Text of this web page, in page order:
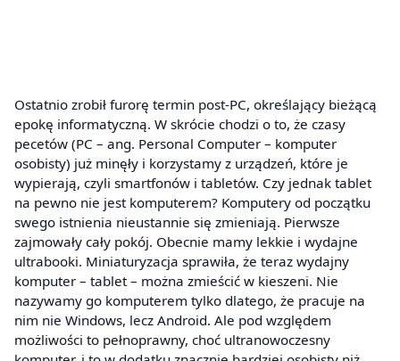
Ostatnio zrobił furorę termin post-PC, określający bieżącą
epokę informatyczną. W skrócie chodzi o to, że czasy
pecetów (PC – ang. Personal Computer – komputer
osobisty) już minęły i korzystamy z urządzeń, które je
wypierają, czyli smartfonów i tabletów. Czy jednak tablet
na pewno nie jest komputerem? Komputery od początku
swego istnienia nieustannie się zmieniają. Pierwsze
zajmowały cały pokój. Obecnie mamy lekkie i wydajne
ultrabooki. Miniaturyzacja sprawiła, że teraz wydajny
komputer – tablet – można zmieścić w kieszeni. Nie
nazywamy go komputerem tylko dlatego, że pracuje na
nim nie Windows, lecz Android. Ale pod względem
możliwości to pełnoprawny, choć ultranowoczesny